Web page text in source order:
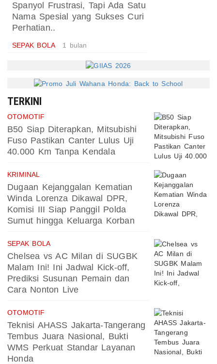
Spanyol Frustrasi, Tapi Ada Satu
Nama Spesial yang Sukses Curi
Perhatian..
SEPAK BOLA 1 bulan
TERKINI
OTOMOTIF
B50 Siap Diterapkan, Mitsubishi
Fuso Pastikan Canter Lulus Uji
40.000 Km Tanpa Kendala
KRIMINAL
Dugaan Kejanggalan Kematian
Winda Lorenza Dikawal DPR,
Komisi III Siap Panggil Polda
Sumut hingga Keluarga Korban
SEPAK BOLA
Chelsea vs AC Milan di SUGBK
Malam Ini! Ini Jadwal Kick-off,
Prediksi Susunan Pemain dan
Cara Nonton Live
OTOMOTIF
Teknisi AHASS Jakarta-Tangerang
Tembus Juara Nasional, Bukti
WMS Perkuat Standar Layanan
Honda